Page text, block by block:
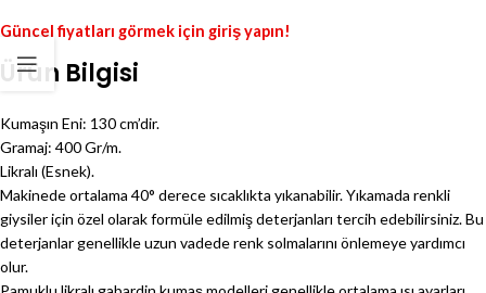
Güncel fiyatları görmek için giriş yapın!
Ürün Bilgisi
Kumaşın Eni: 130 cm’dir.
Gramaj: 400 Gr/m.
Likralı (Esnek).
Makinede ortalama 40° derece sıcaklıkta yıkanabilir. Yıkamada renkli
giysiler için özel olarak formüle edilmiş deterjanları tercih edebilirsiniz. Bu
deterjanlar genellikle uzun vadede renk solmalarını önlemeye yardımcı
olur.